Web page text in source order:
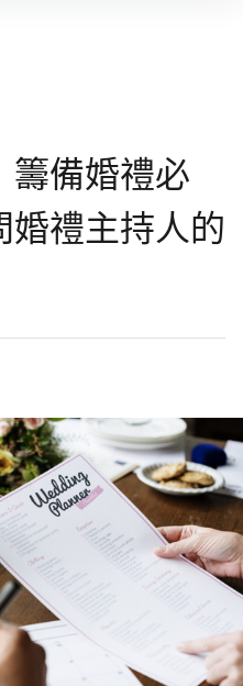
籌備婚禮必
禮主持人的